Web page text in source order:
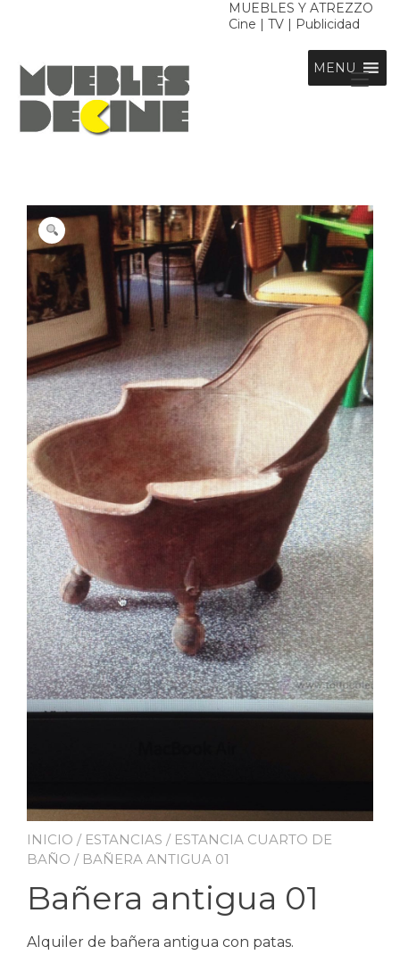
MUEBLES Y ATREZZO
Cine | TV | Publicidad
MENU
INICIO / ESTANCIAS / ESTANCIA CUARTO DE
BAÑO / BAÑERA ANTIGUA 01
Bañera antigua 01
Alquiler de bañera antigua con patas.